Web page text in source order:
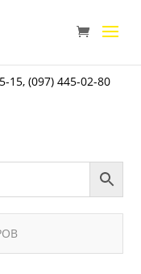
15,(097) 445-02-80